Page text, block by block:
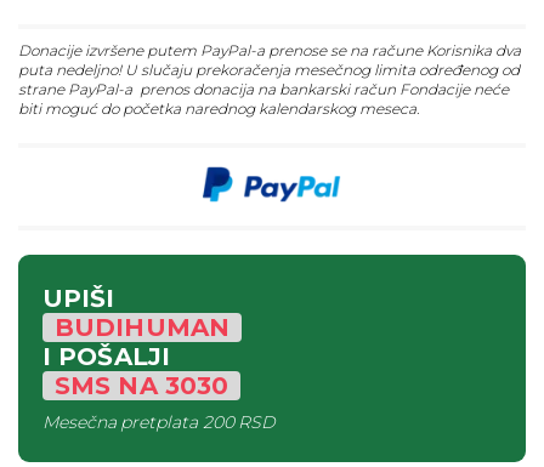
Donacije izvršene putem PayPal-a prenose se na račune Korisnika dva
puta nedeljno! U slučaju prekoračenja mesečnog limita određenog od
strane PayPal-a prenos donacija na bankarski račun Fondacije neće
biti moguć do početka narednog kalendarskog meseca.
UPIŠI
BUDIHUMAN
I POŠALJI
SMS NA3030
Mesečna pretplata200 RSD